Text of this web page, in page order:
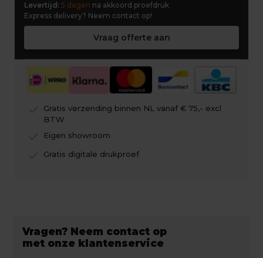
Levertijd: 5 dagen na akkoord proefdruk
Express delivery? Neem contact op!
Vraag offerte aan
check
Gratis verzending binnen NL vanaf € 75,- excl
BTW
check Eigen showroom
check Gratis digitale drukproef
Vragen? Neem contact op
met onze klantenservice